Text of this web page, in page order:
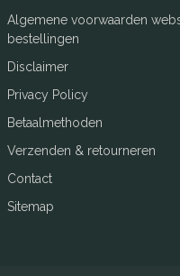
Algemene voorwaarden
bestellingen
Disclaimer
Privacy Policy
Betaalmethoden
Verzenden & retourneren
Contact
Sitemap